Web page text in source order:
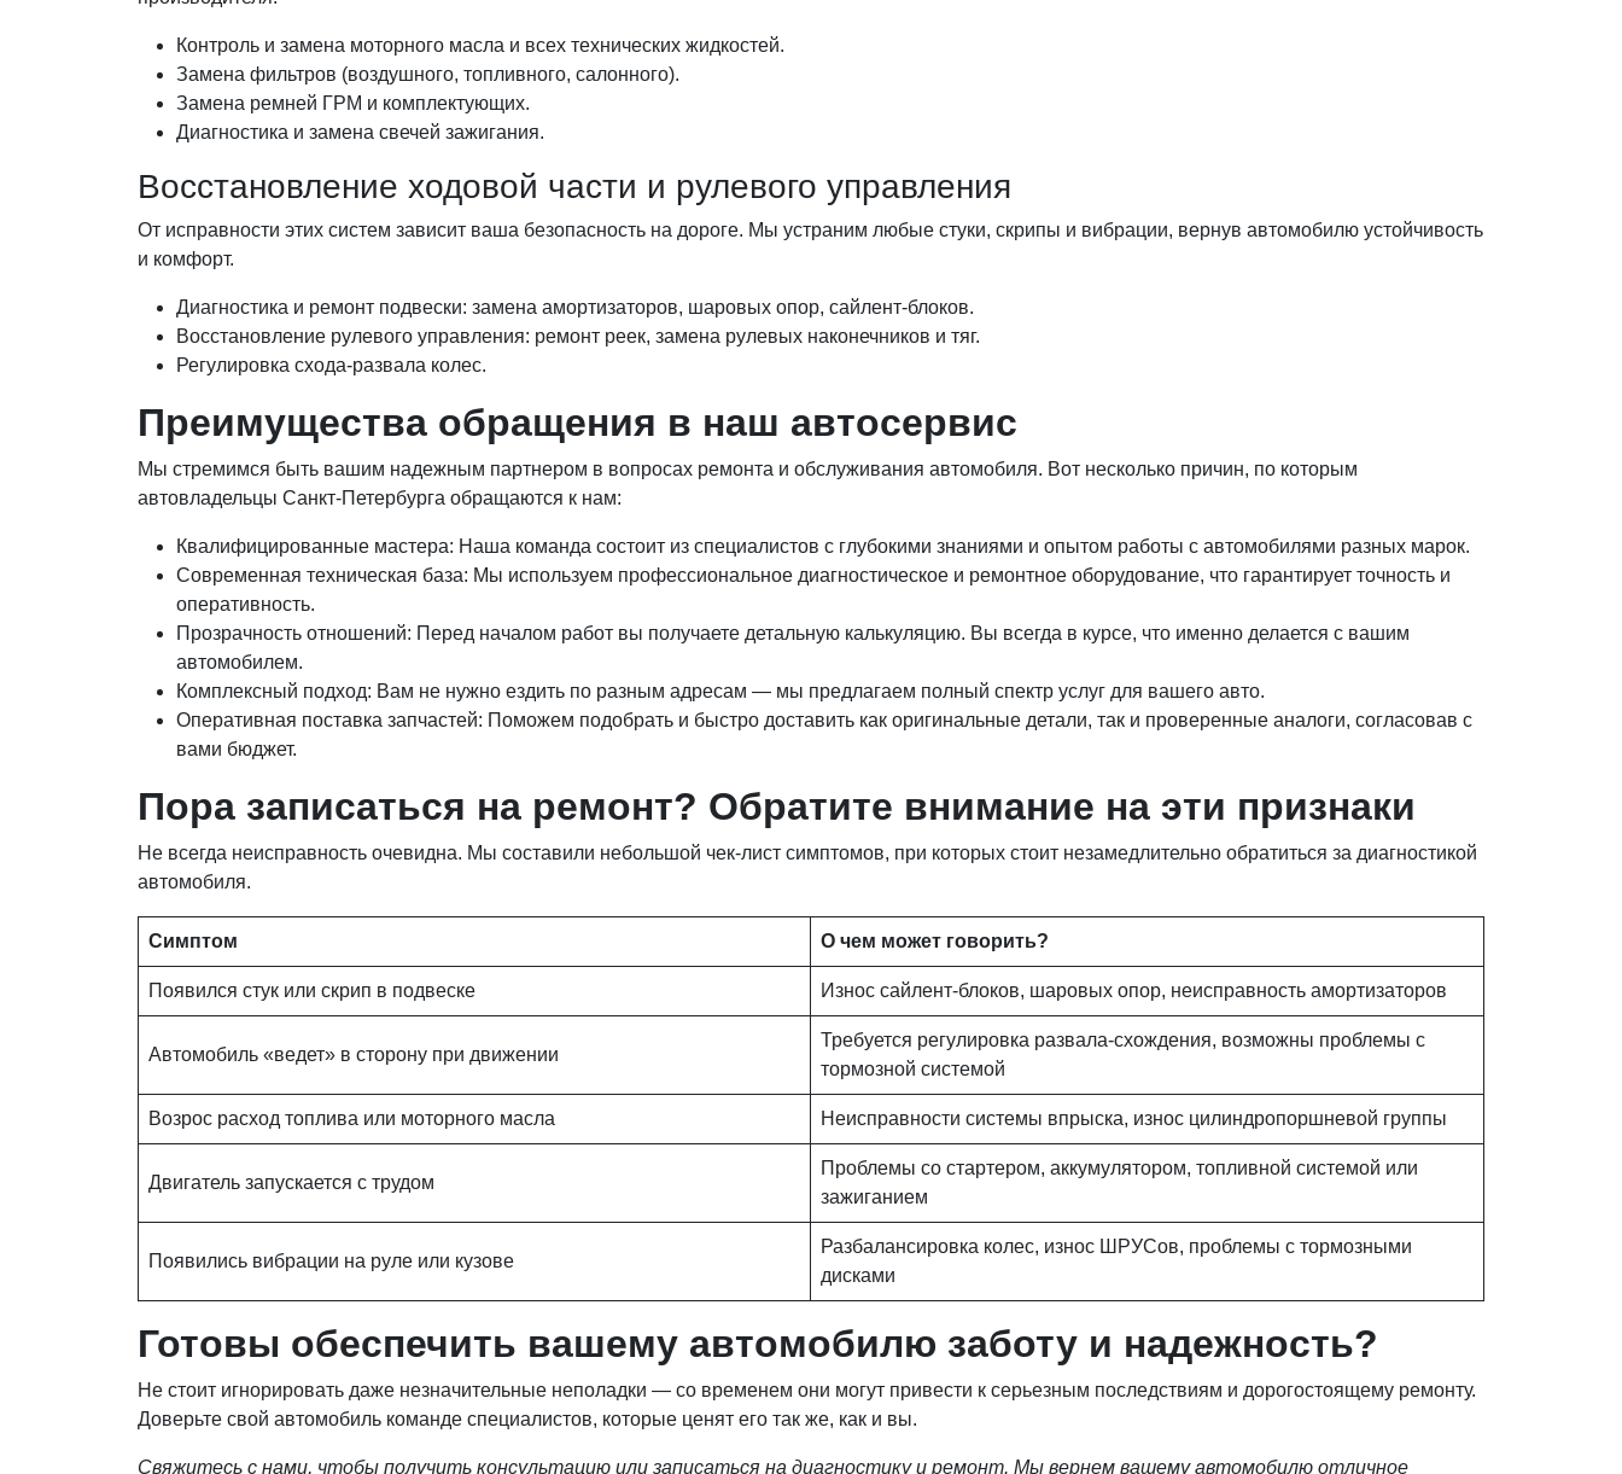
Контроль и замена моторного масла и всех технических жидкостей.
Замена фильтров (воздушного, топливного, салонного).
Замена ремней ГРМ и комплектующих.
Диагностика и замена свечей зажигания.
Восстановление ходовой части и рулевого управления
От исправности этих систем зависит ваша безопасность на дороге. Мы устраним любые стуки, скрипы и вибрации, вернув автомобилю устойчивость
и комфорт.
Диагностика и ремонт подвески: замена амортизаторов, шаровых опор, сайлент-блоков.
Восстановление рулевого управления: ремонт реек, замена рулевых наконечников и тяг.
Регулировка схода-развала колес.
Преимущества обращения в наш автосервис
Мы стремимся быть вашим надежным партнером в вопросах ремонта и обслуживания автомобиля. Вот несколько причин, по которым
автовладельцы Санкт-Петербурга обращаются к нам:
Квалифицированные мастера: Наша команда состоит из специалистов с глубокими знаниями и опытом работы с автомобилями разных марок.
Современная техническая база: Мы используем профессиональное диагностическое и ремонтное оборудование, что гарантирует точность и
оперативность.
Прозрачность отношений: Перед началом работ вы получаете детальную калькуляцию. Вы всегда в курсе, что именно делается с вашим
автомобилем.
Комплексный подход: Вам не нужно ездить по разным адресам — мы предлагаем полный спектр услуг для вашего авто.
Оперативная поставка запчастей: Поможем подобрать и быстро доставить как оригинальные детали, так и проверенные аналоги, согласовав с
вами бюджет.
Пора записаться на ремонт? Обратите внимание на эти признаки
Не всегда неисправность очевидна. Мы составили небольшой чек-лист симптомов, при которых стоит незамедлительно обратиться за диагностикой
автомобиля.
Симптом О чем может говорить?
Появился стук или скрип в подвеске Износ сайлент-блоков, шаровых опор, неисправность амортизаторов
Автомобиль «ведет» в сторону при движении
Требуется регулировка развала-схождения, возможны проблемы с
тормозной системой
Возрос расход топлива или моторного масла Неисправности системы впрыска, износ цилиндропоршневой группы
Двигатель запускается с трудом
Проблемы со стартером, аккумулятором, топливной системой или
зажиганием
Появились вибрации на руле или кузове
Разбалансировка колес, износ ШРУСов, проблемы с тормозными
дисками
Готовы обеспечить вашему автомобилю заботу и надежность?
Не стоит игнорировать даже незначительные неполадки — со временем они могут привести к серьезным последствиям и дорогостоящему ремонту.
Доверьте свой автомобиль команде специалистов, которые ценят его так же, как и вы.
Свяжитесь с нами, чтобы получить консультацию или записаться на диагностику и ремонт. Мы вернем вашему автомобилю отличное